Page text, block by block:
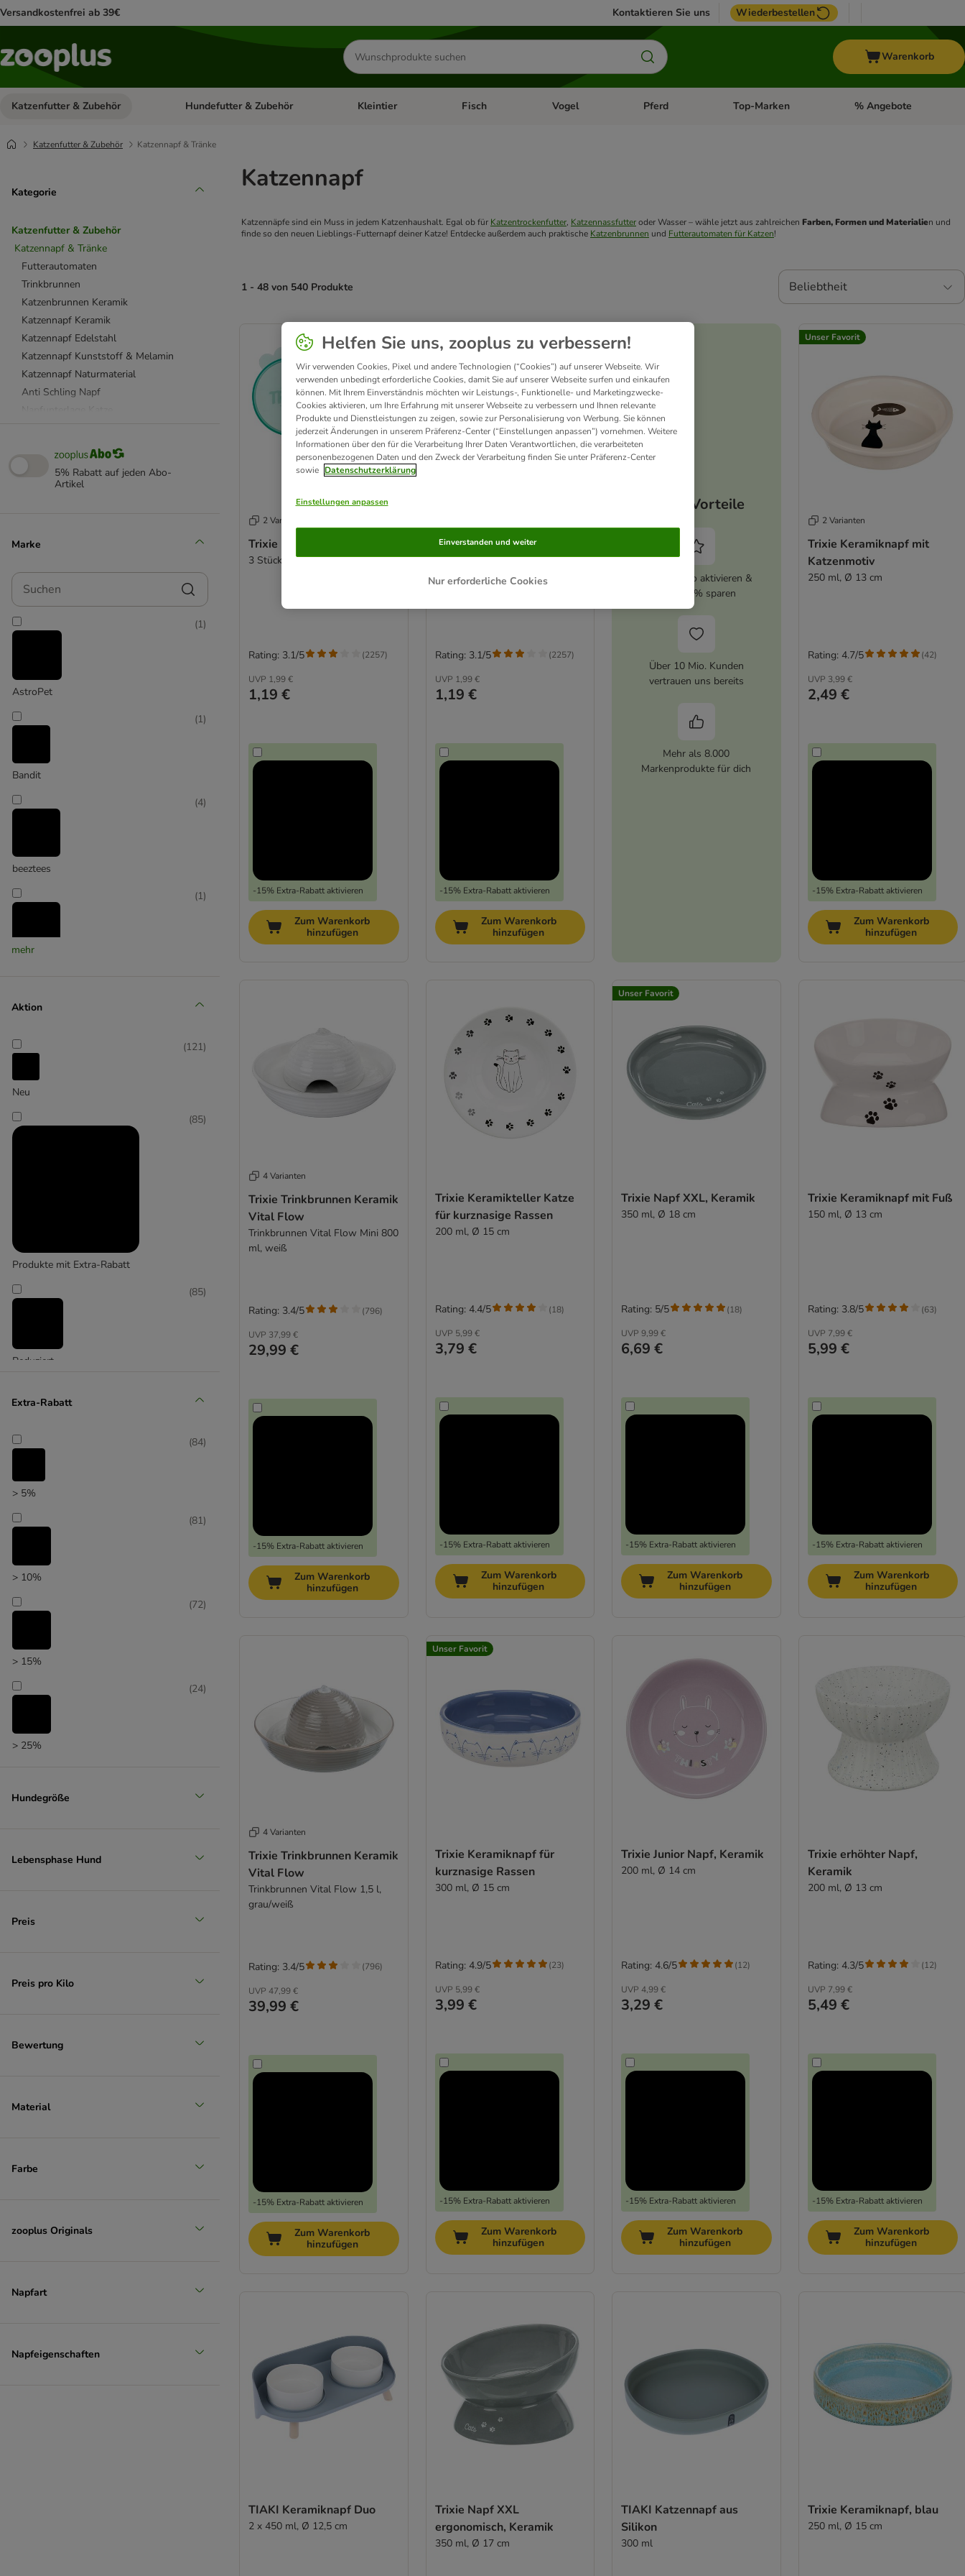
Versandkostenfrei ab 39€ Kontaktieren Sie uns Wiederbestellen
Produkte
suchen
Warenkorb
Katzenfutter & Zubehör Kategorie-Menü öffnen: Katzenfutter & Zubehör
Hundefutter & Zubehör Kategorie-Menü öffnen: Hundefutter & Zubehör
Kleintier Kategorie-Menü öffnen: Kleintier
Fisch Kategorie-Menü öffnen: Fisch
Vogel Kategorie-Menü öffnen: Vogel
Pferd Kategorie-Menü öffnen: Pferd
Top-Marken Kategorie-Menü öffnen:
% Angebote
Katzenfutter & Zubehör Katzennapf & Tränke
Kategorie
Katzenfutter & Zubehör
Katzennapf & Tränke
Futterautomaten
Trinkbrunnen
Katzenbrunnen Keramik
Katzennapf Keramik
Katzennapf Edelstahl
Katzennapf Kunststoff & Melamin
Katzennapf Naturmaterial
Anti Schling Napf
Katzenfutter Aufbewahrung
5% Rabatt auf jeden Abo-
Artikel
Marke
Suchen
AstroPet
(1)
Bandit
(1)
beeztees
(4)
(1)
Canadian Cat Company
mehr
Aktion
Neu
(121)
Produkte mit Extra-Rabatt
(85)
Reduziert
(85)
Unser Favorit
Extra-Rabatt
> 5%
(84)
> 10%
(81)
> 15%
(72)
> 25%
(24)
12)
Hundegröße
Lebensphase Hund
Preis
Preis pro Kilo
Bewertung
Material
Farbe
zooplus Originals
Napfart
Napfeigenschaften
Katzennapf
Katzennäpfe sind ein Muss in jedem Katzenhaushalt. Egal ob für Katzentrockenfutter, Katzennassfutter oder Wasser – wähle jetzt aus zahlreichen Farben, Formen und Materialien und
finde so den neuen Lieblings-Futternapf deiner Katze! Entdecke außerdem auch praktische Katzenbrunnen und Futterautomaten für Katzen!
1 - 48 von 540 Produkte Beliebtheit
product items have been changed
2 Varianten
Trixie Dosendeckel
3 Stück, Ø 7,6 cm
UVP 1,99 €
1,19 €
-15% Extra-Rabatt aktivieren
Rating: 3.1/5 (2257)
Zum Warenkorb
hinzufügen
Trixie Dosendeckel
2 Stück, Ø 10,6 cm
UVP 1,99 €
1,19 €
-15% Extra-Rabatt aktivieren
Rating: 3.1/5 (2257)
Zum Warenkorb
hinzufügen
Deine Vorteile
zooplus Abo aktivieren &
immer 5% sparen
Über 10 Mio. Kunden
vertrauen uns bereits
Mehr als 8.000
Markenprodukte für dich
Unser Favorit
2 Varianten
Trixie Keramiknapf mit
Katzenmotiv
250 ml, Ø 13 cm
UVP 3,99 €
2,49 €
-15% Extra-Rabatt aktivieren
Rating: 4.7/5 (42)
Zum Warenkorb
hinzufügen
4 Varianten
Trixie Trinkbrunnen Keramik
Vital Flow
Trinkbrunnen Vital Flow Mini 800
ml, weiß
UVP 37,99 €
29,99 €
-15% Extra-Rabatt aktivieren
Rating: 3.4/5 (796)
Zum Warenkorb
hinzufügen
Trixie Keramikteller Katze
für kurznasige Rassen
200 ml, Ø 15 cm
UVP 5,99 €
3,79 €
-15% Extra-Rabatt aktivieren
Rating: 4.4/5 (18)
Zum Warenkorb
hinzufügen
Unser Favorit
Trixie Napf XXL, Keramik
350 ml, Ø 18 cm
UVP 9,99 €
6,69 €
-15% Extra-Rabatt aktivieren
Rating: 5/5 (18)
Zum Warenkorb
hinzufügen
Trixie Keramiknapf mit Fuß
150 ml, Ø 13 cm
UVP 7,99 €
5,99 €
-15% Extra-Rabatt aktivieren
Rating: 3.8/5 (63)
Zum Warenkorb
hinzufügen
4 Varianten
Trixie Trinkbrunnen Keramik
Vital Flow
Trinkbrunnen Vital Flow 1,5 l,
grau/weiß
UVP 47,99 €
39,99 €
-15% Extra-Rabatt aktivieren
Rating: 3.4/5 (796)
Zum Warenkorb
hinzufügen
Unser Favorit
Trixie Keramiknapf für
kurznasige Rassen
300 ml, Ø 15 cm
UVP 5,99 €
3,99 €
-15% Extra-Rabatt aktivieren
Rating: 4.9/5 (23)
Zum Warenkorb
hinzufügen
Trixie Junior Napf, Keramik
200 ml, Ø 14 cm
UVP 4,99 €
3,29 €
-15% Extra-Rabatt aktivieren
Rating: 4.6/5 (12)
Zum Warenkorb
hinzufügen
Trixie erhöhter Napf,
Keramik
200 ml, Ø 13 cm
UVP 7,99 €
5,49 €
-15% Extra-Rabatt aktivieren
Rating: 4.3/5 (12)
Zum Warenkorb
hinzufügen
TIAKI Keramiknapf Duo
2 x 450 ml, Ø 12,5 cm
Trixie Napf XXL
ergonomisch, Keramik
350 ml, Ø 17 cm
TIAKI Katzennapf aus
Silikon
300 ml
Trixie Keramiknapf, blau
250 ml, Ø 15 cm
Helfen Sie uns, zooplus zu verbessern!
Wir verwenden Cookies, Pixel und andere Technologien (“Cookies”) auf unserer Webseite. Wir
verwenden unbedingt erforderliche Cookies, damit Sie auf unserer Webseite surfen und einkaufen
können. Mit Ihrem Einverständnis möchten wir Leistungs-, Funktionelle- und Marketingzwecke-
Cookies aktivieren, um Ihre Erfahrung mit unserer Webseite zu verbessern und Ihnen relevante
Produkte und Dienstleistungen zu zeigen, sowie zur Personalisierung von Werbung. Sie können
jederzeit Änderungen in unserem Präferenz-Center (“Einstellungen anpassen”) vornehmen. Weitere
Informationen über den für die Verarbeitung Ihrer Daten Verantwortlichen, die verarbeiteten
personenbezogenen Daten und den Zweck der Verarbeitung finden Sie unter Präferenz-Center
sowie Datenschutzerklärung
Einstellungen anpassen
Nur erforderliche Cookies
Einverstanden und weiter